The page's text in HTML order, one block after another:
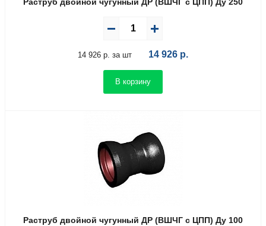
Раструб двойной чугунный ДР (ВШЧГ с ЦПП) Ду 250
14 926 р. за шт 14 926 р.
В корзину
Раструб двойной чугунный ДР (ВШЧГ с ЦПП) Ду 100